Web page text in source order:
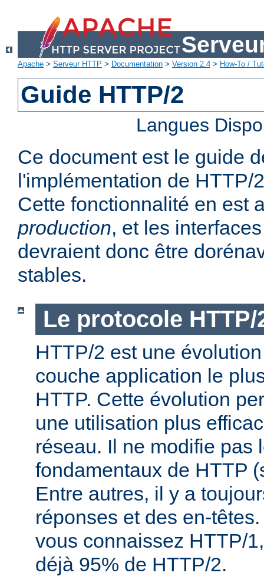
Apache > Serveur HTTP > Documentation > Version 2.4 > How-To /
Guide HTTP/2
Langues
Ce document est le guide
l'implémentation de HTTP/
Cette fonctionnalité en est
production, et les
devraient donc être
stables.
Le protocole HTTP/
HTTP/2 est une
couche application le
HTTP. Cette évolution
une utilisation plus
réseau. Il ne modifie pas
fondamentaux de HTTP
Entre autres, il y a
réponses et des en-
vous connaissez HTTP/
déjà 95% de HTTP/2.